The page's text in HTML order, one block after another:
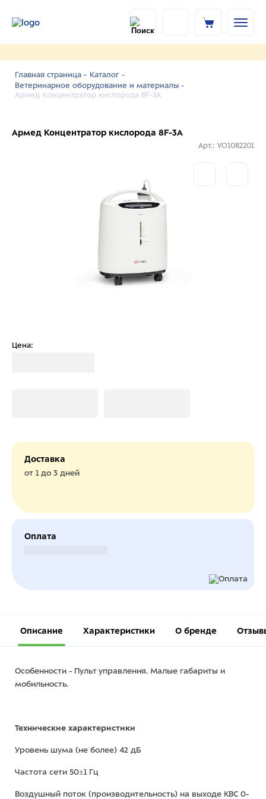
Главная страница - Каталог -
Ветеринарное оборудование и материалы -
Армед Концентратор кислорода 8F-3A
Армед Концентратор кислорода 8F-3A
Арт.: VO1082201
Цена:
Доставка
от 1 до 3 дней
Оплата
Описание Характеристики О бренде
Особенности - Пульт управления. Малые габариты и
мобильность.
Технические характеристики
Уровень шума (не более) 42 дБ
Частота сети 50±1 Гц
Воздушный поток (производительность) на выходе КВС 0-